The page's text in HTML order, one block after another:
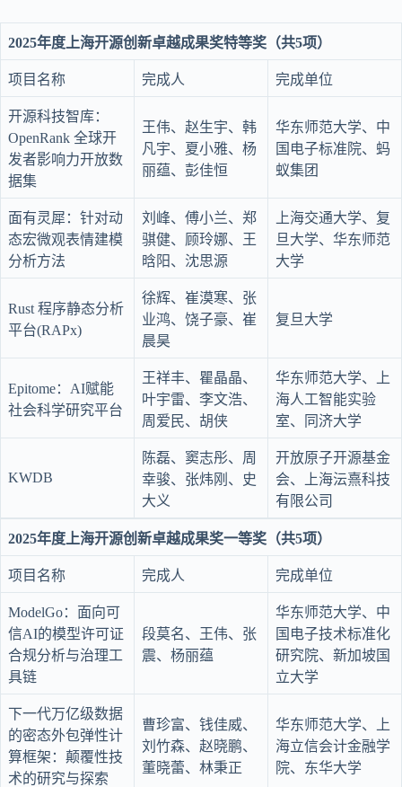
2025年度上海开源创新卓越成果奖特等奖（共5项）
项目名称 完成人 完成单位
开源科技智库：
OpenRank 全球开
发者影响力开放数
据集
王伟、赵生宇、韩
凡宇、夏小雅、杨
丽蕴、彭佳恒
华东师范大学、中
国电子标准院、蚂
蚁集团
面有灵犀：针对动
态宏微观表情建模
分析方法
刘峰、傅小兰、郑
骐健、顾玲娜、王
晗阳、沈思源
上海交通大学、复
旦大学、华东师范
大学
Rust 程序静态分析
平台(RAPx)
徐辉、崔漠寒、张
业鸿、饶子豪、崔
晨昊
复旦大学
Epitome：AI赋能
社会科学研究平台
王祥丰、瞿晶晶、
叶宇雷、李文浩、
周爱民、胡侠
华东师范大学、上
海人工智能实验
室、同济大学
KWDB
陈磊、窦志彤、周
幸骏、张炜刚、史
大义
开放原子开源基金
会、上海沄熹科技
有限公司
2025年度上海开源创新卓越成果奖一等奖（共5项）
项目名称 完成人 完成单位
ModelGo：面向可
信AI的模型许可证
合规分析与治理工
具链
段莫名、王伟、张
震、杨丽蕴
华东师范大学、中
国电子技术标准化
研究院、新加坡国
立大学
下一代万亿级数据
的密态外包弹性计
算框架：颠覆性技
术的研究与探索
曹珍富、钱佳威、
刘竹森、赵晓鹏、
董晓蕾、林秉正
华东师范大学、上
海立信会计金融学
院、东华大学